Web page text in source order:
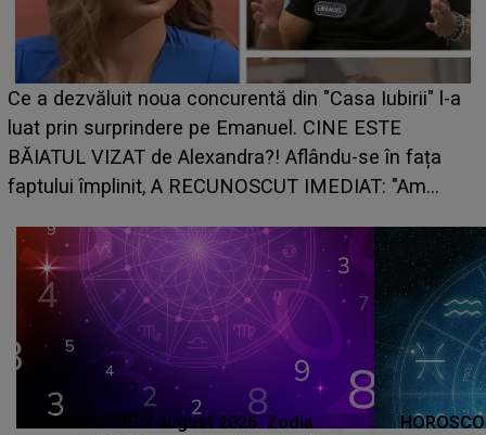
Ce a dezvăluit noua concurentă din "Casa Iubirii" l-a
luat prin surprindere pe Emanuel. CINE ESTE
BĂIATUL VIZAT de Alexandra?! Aflându-se în fața
faptului împlinit, A RECUNOSCUT IMEDIAT: "Am
HOROSCOP 7 august 2026. Zodia